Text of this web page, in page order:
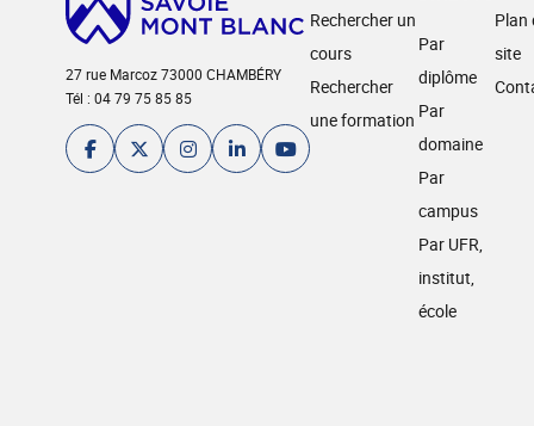
27 rue Marcoz 73000 CHAMBÉRY
Tél : 04 79 75 85 85
Rechercher un
cours
Rechercher
une formation
Par
diplôme
Par
domaine
Par
campus
Par UFR,
institut,
école
Plan
site